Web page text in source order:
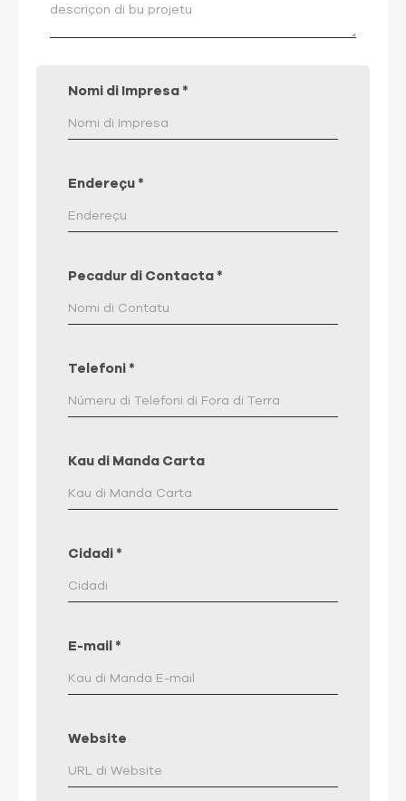
Nomi di Impresa *
Endereçu *
Pecadur di Contacta *
Telefoni *
Kau di Manda Carta
Cidadi *
E-mail *
Website